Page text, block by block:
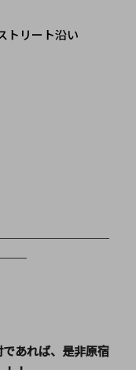
トリート沿い
あれば、是非原宿